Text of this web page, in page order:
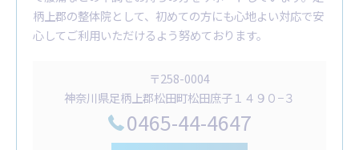
柄上郡の整体院として、初めての方にも心地よい対応で安
心してご利用いただけるよう努めております。
〒258-0004
神奈川県足柄上郡松田町松田庶子１４９０−３
0465-44-4647